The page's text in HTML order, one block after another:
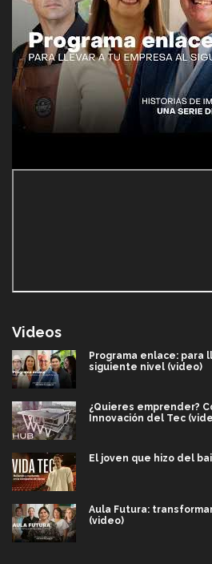
Videos
Programa enlace: para
siguiente nivel (video)
¿Quieres emprender?
Innovación del Tec
El joven que hizo del
Aula Futura:
(video)